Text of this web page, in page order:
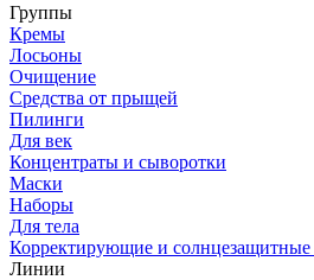
Группы
Кремы
Лосьоны
Очищение
Средства от прыщей
Пилинги
Для век
Концентраты и сыворотки
Маски
Наборы
Для тела
Корректирующие и солнцезащитные
Линии